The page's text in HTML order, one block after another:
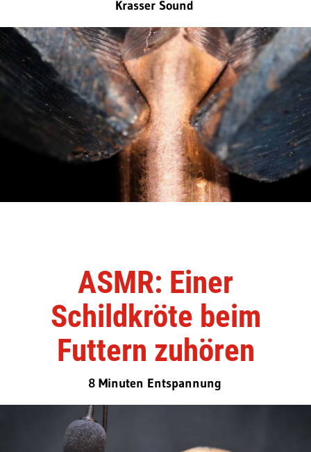
Krasser Sound
ASMR: Einer
Schildkröte beim
Futtern zuhören
8 Minuten Entspannung